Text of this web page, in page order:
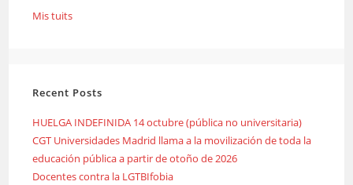
Mis tuits
Recent Posts
HUELGA INDEFINIDA 14 octubre (pública no universitaria)
CGT Universidades Madrid llama a la movilización de toda la
educación pública a partir de otoño de 2026
Docentes contra la LGTBIfobia